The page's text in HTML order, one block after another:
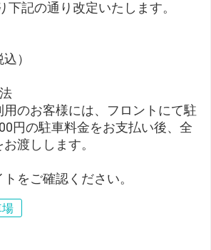
下記の通り改定いたします。
）
のお客様には、フロントにて駐
円の駐車料金をお支払い後、全
渡しします。
をご確認ください。